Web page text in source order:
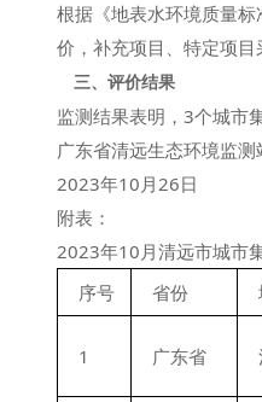
根据《地表水环境质量
价，补充项目、特定项目
三、评价结果
监测结果表明，3个城市
广东省清远生态环境
2023年10月26日
附表：
2023年10月清远市城市
序号
省份
1 广东省